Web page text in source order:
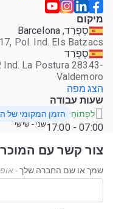
מיקום
סְפָרַד, Barcelona
Pol. Ind. Els Batzacs
סְפָרַד
Ind. La Postura 28343-
Valdemoro
הצג מפה
שעות עבודה
לִפְתוֹחַ הזמן המקומי של
07:00 - 17:00 שני - שישי
צור קשר עם המוכר
שמך או שם החברה שלך-